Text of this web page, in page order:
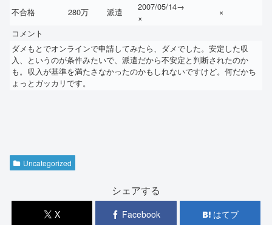
不合格 280万 派遣
2007/05/14→
×
×
コメント
ダメもとでオンラインで申請してみたら、ダメでした。安定した収
入、というのが条件みたいで、派遣だから不安定と判断されたのか
も。収入が基準を満たさなかったのかもしれないですけど。何だかち
ょっとガッカリです。
Uncategorized
シェアする
X Facebook はてブ